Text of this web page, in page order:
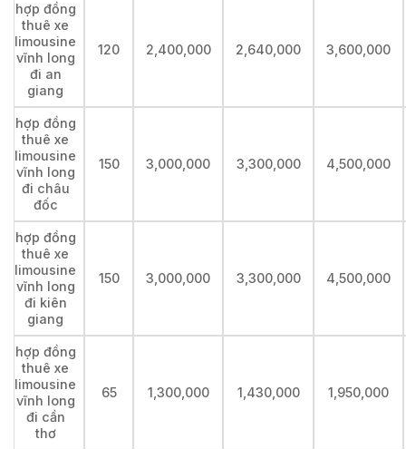
hợp đồng
thuê xe
limousine
vĩnh long
đi an
giang
120 2,400,000 2,640,000 3,600,000
hợp đồng
thuê xe
limousine
vĩnh long
đi châu
đốc
150 3,000,000 3,300,000 4,500,000
hợp đồng
thuê xe
limousine
vĩnh long
đi kiên
giang
150 3,000,000 3,300,000 4,500,000
hợp đồng
thuê xe
limousine
vĩnh long
đi cần
thơ
65 1,300,000 1,430,000 1,950,000